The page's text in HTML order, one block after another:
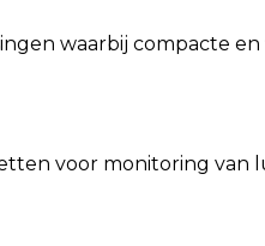
waarbij compacte
voor monitoring van